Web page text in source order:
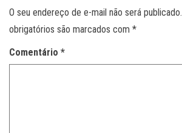
O seu endereço de e-mail não será publicado.
obrigatórios são marcados com *
Comentário *